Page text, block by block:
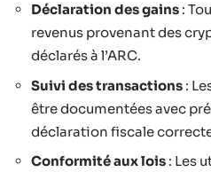
Déclaration des gains :
revenus provenant des
déclarés à l’ARC.
Suivi des transactions :
être documentées avec
déclaration fiscale
Conformité aux lois : Les